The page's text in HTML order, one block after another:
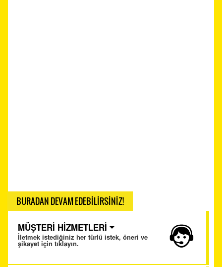
BURADAN DEVAM EDEBİLİRSİNİZ!
MÜŞTERİ HİZMETLERİ
İletmek istediğiniz her türlü istek, öneri ve
şikayet için tıklayın.